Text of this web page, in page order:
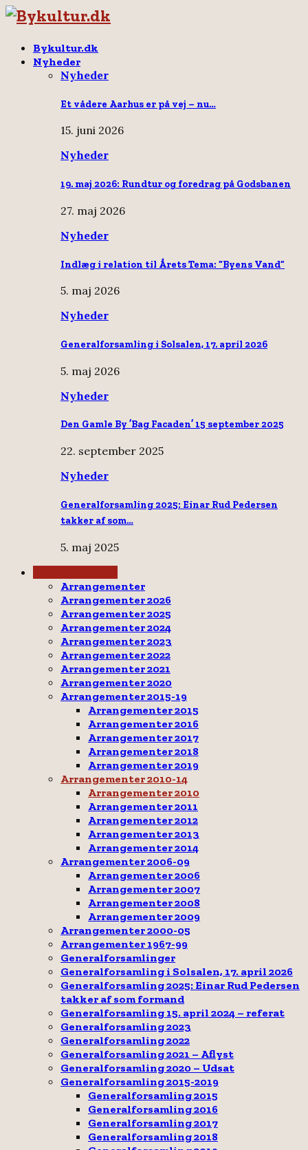
Bykultur.dk
Nyheder
Nyheder
Et vådere Aarhus er på vej – nu…
15. juni 2026
Nyheder
19. maj 2026: Rundtur og foredrag på Godsbanen
27. maj 2026
Nyheder
Indlæg i relation til Årets Tema: “Byens Vand”
5. maj 2026
Nyheder
Generalforsamling i Solsalen, 17. april 2026
5. maj 2026
Nyheder
Den Gamle By ’Bag Facaden’ 15 september 2025
22. september 2025
Nyheder
Generalforsamling 2025: Einar Rud Pedersen
takker af som…
5. maj 2025
Arrangementer
Arrangementer 2026
Arrangementer 2025
Arrangementer 2024
Arrangementer 2023
Arrangementer 2022
Arrangementer 2021
Arrangementer 2020
Arrangementer 2015-19
Arrangementer 2015
Arrangementer 2016
Arrangementer 2017
Arrangementer 2018
Arrangementer 2019
Arrangementer 2010-14
Arrangementer 2010
Arrangementer 2011
Arrangementer 2012
Arrangementer 2013
Arrangementer 2014
Arrangementer 2006-09
Arrangementer 2006
Arrangementer 2007
Arrangementer 2008
Arrangementer 2009
Arrangementer 2000-05
Arrangementer 1967-99
Generalforsamlinger
Generalforsamling i Solsalen, 17. april 2026
Generalforsamling 2025: Einar Rud Pedersen
takker af som formand
Generalforsamling 15. april 2024 – referat
Generalforsamling 2023
Generalforsamling 2022
Generalforsamling 2021 – Aflyst
Generalforsamling 2020 – Udsat
Generalforsamling 2015-2019
Generalforsamling 2015
Generalforsamling 2016
Generalforsamling 2017
Generalforsamling 2018